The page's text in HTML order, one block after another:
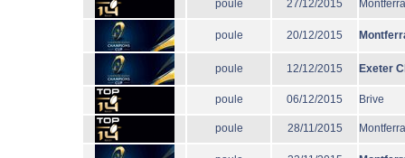
poule 27/12/2015
poule 20/12/2015
poule 12/12/2015 Exeter
poule 06/12/2015 Brive
poule 28/11/2015